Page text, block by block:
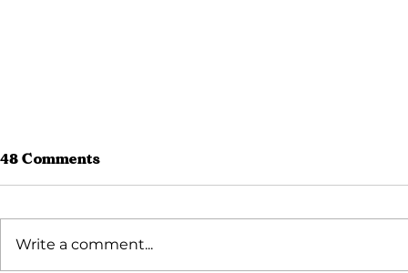
48 Comments
Write a comment...